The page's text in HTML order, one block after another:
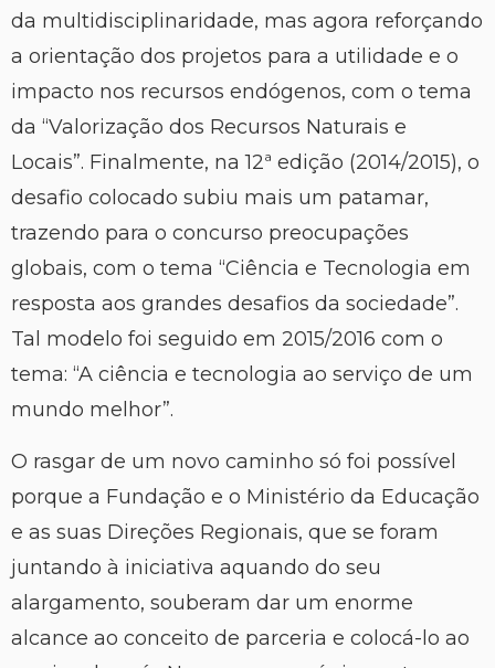
da multidisciplinaridade, mas agora reforçando
a orientação dos projetos para a utilidade e o
impacto nos recursos endógenos, com o tema
da “Valorização dos Recursos Naturais e
Locais”. Finalmente, na 12ª edição (2014/2015), o
desafio colocado subiu mais um patamar,
trazendo para o concurso preocupações
globais, com o tema “Ciência e Tecnologia em
resposta aos grandes desafios da sociedade”.
Tal modelo foi seguido em 2015/2016 com o
tema: “A ciência e tecnologia ao serviço de um
mundo melhor”.
O rasgar de um novo caminho só foi possível
porque a Fundação e o Ministério da Educação
e as suas Direções Regionais, que se foram
juntando à iniciativa aquando do seu
alargamento, souberam dar um enorme
alcance ao conceito de parceria e colocá-lo ao